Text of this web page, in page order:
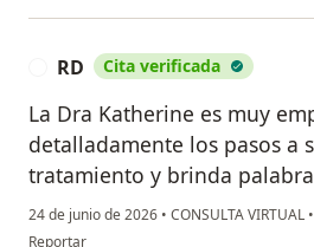
RD Cita verificada
La Dra Katherine es muy
detalladamente los pasos a
tratamiento y brinda
24 de junio de 2026 • CONSULTA VIRTUAL •
en opinión del usuario RD
Reportar